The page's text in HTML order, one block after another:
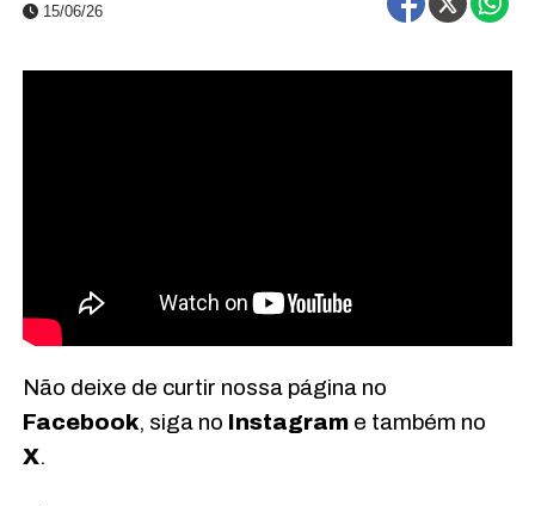
15/06/26
Não deixe de curtir nossa página no
Facebook, siga no Instagrame também no
X.